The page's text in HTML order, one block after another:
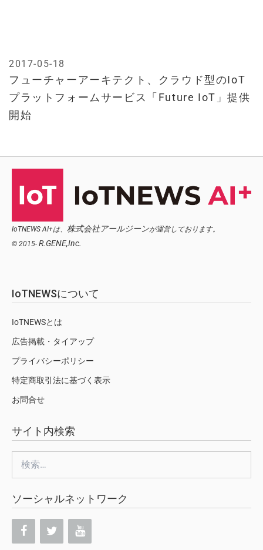
フューチャーアーキテクト、クラウド型のIoT
プラットフォームサービス「Future IoT」提供
開始
2017-05-18
IoTNEWS AI+は、 株式会社アールジーンが運営しております。
© 2015- R.GENE,Inc.
IoTNEWSについて
IoTNEWSとは
広告掲載・タイアップ
プライバシーポリシー
特定商取引法に基づく表示
お問合せ
サイト内検索
索:
ソーシャルネットワーク